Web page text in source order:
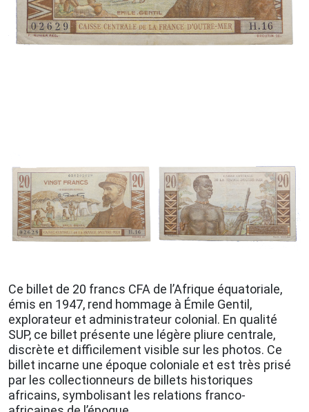
Ce billet de 20 francs CFA de l’Afrique équatoriale,
émis en 1947, rend hommage à Émile Gentil,
explorateur et administrateur colonial. En qualité
SUP, ce billet présente une légère pliure centrale,
discrète et difficilement visible sur les photos. Ce
billet incarne une époque coloniale et est très prisé
par les collectionneurs de billets historiques
africains, symbolisant les relations franco-